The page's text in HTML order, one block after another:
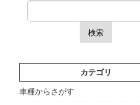
検索
カテゴリ
車種からさがす